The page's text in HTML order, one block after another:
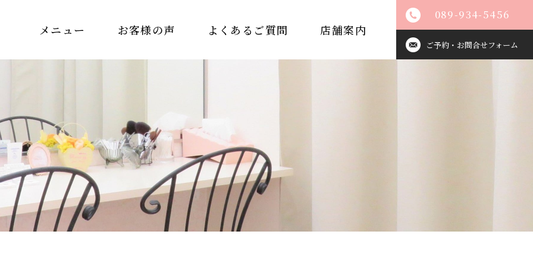
メニュー お客様の声 よくあるご質問 店舗案内
089-934-5456
ご予約・お問合せフォーム